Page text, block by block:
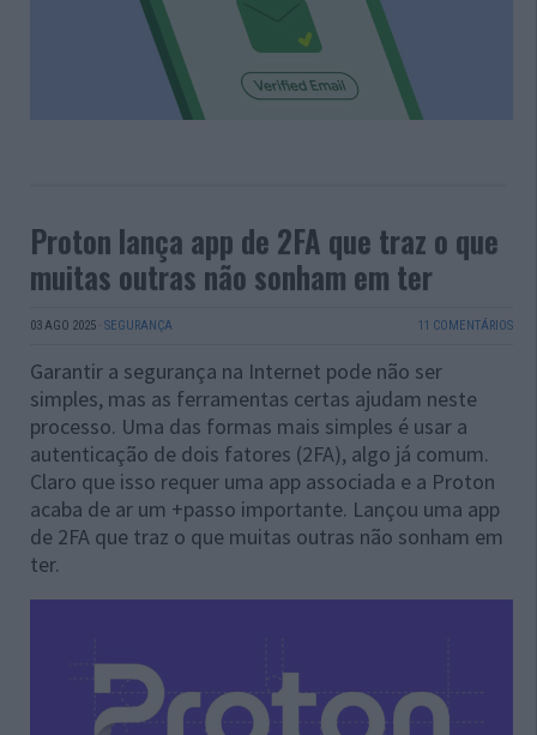
Proton lança app de 2FA que traz o que
muitas outras não sonham em ter
03 AGO 2025 · SEGURANÇA 11 COMENTÁRIOS
Garantir a segurança na Internet pode não ser
simples, mas as ferramentas certas ajudam neste
processo. Uma das formas mais simples é usar a
autenticação de dois fatores (2FA), algo já comum.
Claro que isso requer uma app associada e a Proton
acaba de ar um +passo importante. Lançou uma app
de 2FA que traz o que muitas outras não sonham em
ter.